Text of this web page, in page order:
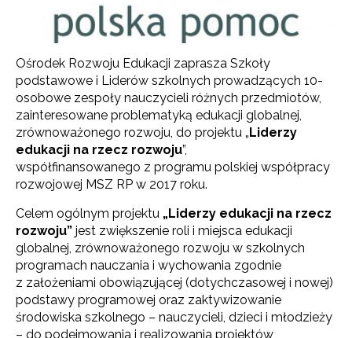
Ośrodek Rozwoju Edukacji zaprasza Szkoły
podstawowe i Liderów szkolnych prowadzących 10-
osobowe zespoły nauczycieli różnych przedmiotów,
zainteresowane problematyką edukacji globalnej,
zrównoważonego rozwoju, do projektu „Liderzy
edukacji na rzecz rozwoju”,
współfinansowanego z programu polskiej współpracy
rozwojowej MSZ RP w 2017 roku.
Celem ogólnym projektu „Liderzy edukacji na rzecz
rozwoju” jest zwiększenie roli i miejsca edukacji
globalnej, zrównoważonego rozwoju w szkolnych
programach nauczania i wychowania zgodnie
z założeniami obowiązującej (dotychczasowej i nowej)
podstawy programowej oraz zaktywizowanie
środowiska szkolnego – nauczycieli, dzieci i młodzieży
– do podejmowania i realizowania projektów